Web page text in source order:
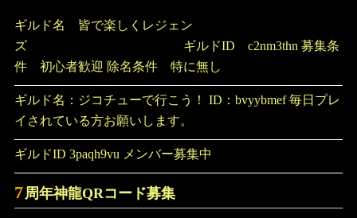
ギルド名 皆で楽しくレジェン
ズ ギルドID c2nm3thn 募集条
件 初心者歓迎 除名条件 特に無し
ギルド名：ジコチューで行こう！ ID：bvyybmef 毎日プレ
イされている方お願いします。
ギルドID 3paqh9vu メンバー募集中
7 周年神龍QRコード募集